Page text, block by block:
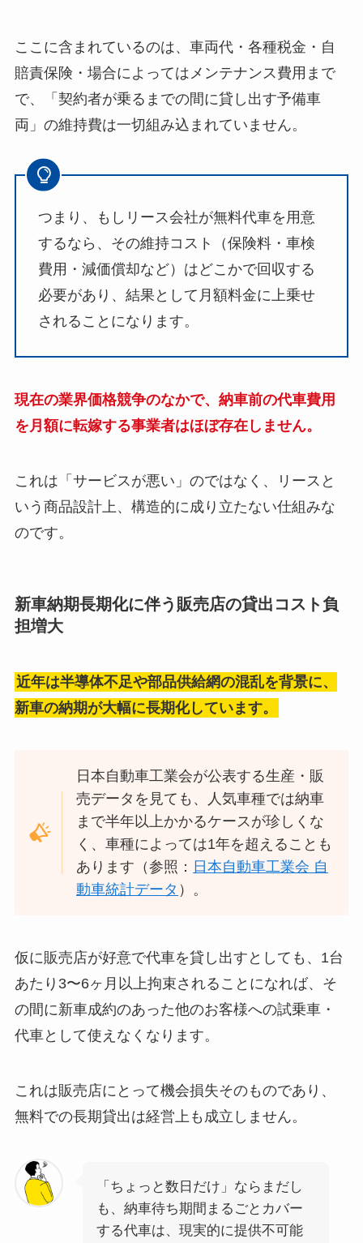
ここに含まれているのは、車両代・各種税金・自
賠責保険・場合によってはメンテナンス費用まで
で、「契約者が乗るまでの間に貸し出す予備車
両」の維持費は一切組み込まれていません。
つまり、もしリース会社が無料代車を用意
するなら、その維持コスト（保険料・車検
費用・減価償却など）はどこかで回収する
必要があり、結果として月額料金に上乗せ
されることになります。
現在の業界価格競争のなかで、納車前の代車費用
を月額に転嫁する事業者はほぼ存在しません。
これは「サービスが悪い」のではなく、リースと
いう商品設計上、構造的に成り立たない仕組みな
のです。
新車納期長期化に伴う販売店の貸出コスト負
担増大
近年は半導体不足や部品供給網の混乱を背景に、
新車の納期が大幅に長期化しています。
日本自動車工業会が公表する生産・販
売データを見ても、人気車種では納車
まで半年以上かかるケースが珍しくな
く、車種によっては1年を超えることも
あります（参照： 日本自動車工業会 自
動車統計データ ）。
仮に販売店が好意で代車を貸し出すとしても、1台
あたり3〜6ヶ月以上拘束されることになれば、そ
の間に新車成約のあった他のお客様への試乗車・
代車として使えなくなります。
これは販売店にとって機会損失そのものであり、
無料での長期貸出は経営上も成立しません。
「ちょっと数日だけ」ならまだし
も、納車待ち期間まるごとカバー
する代車は、現実的に提供不可能